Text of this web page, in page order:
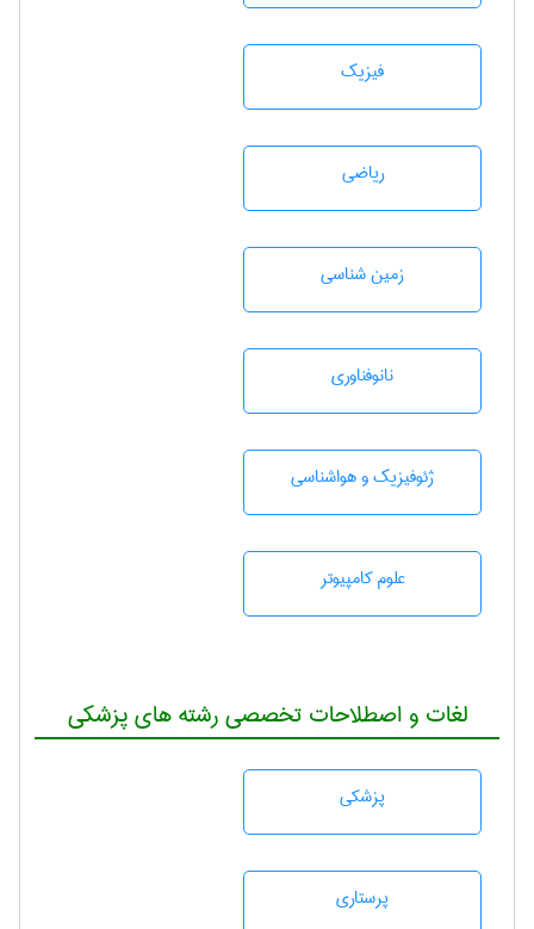
فیزیک
رياضی
زمين شناسی
نانوفناوری
ژئوفيزيك و هواشناسی
علوم کامپیوتر
لغات و اصطلاحات تخصصی رشته های پزشکی
پزشكی
پرستاری